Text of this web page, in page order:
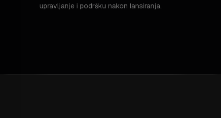
upravljanje i podršku nakon lansiranja.